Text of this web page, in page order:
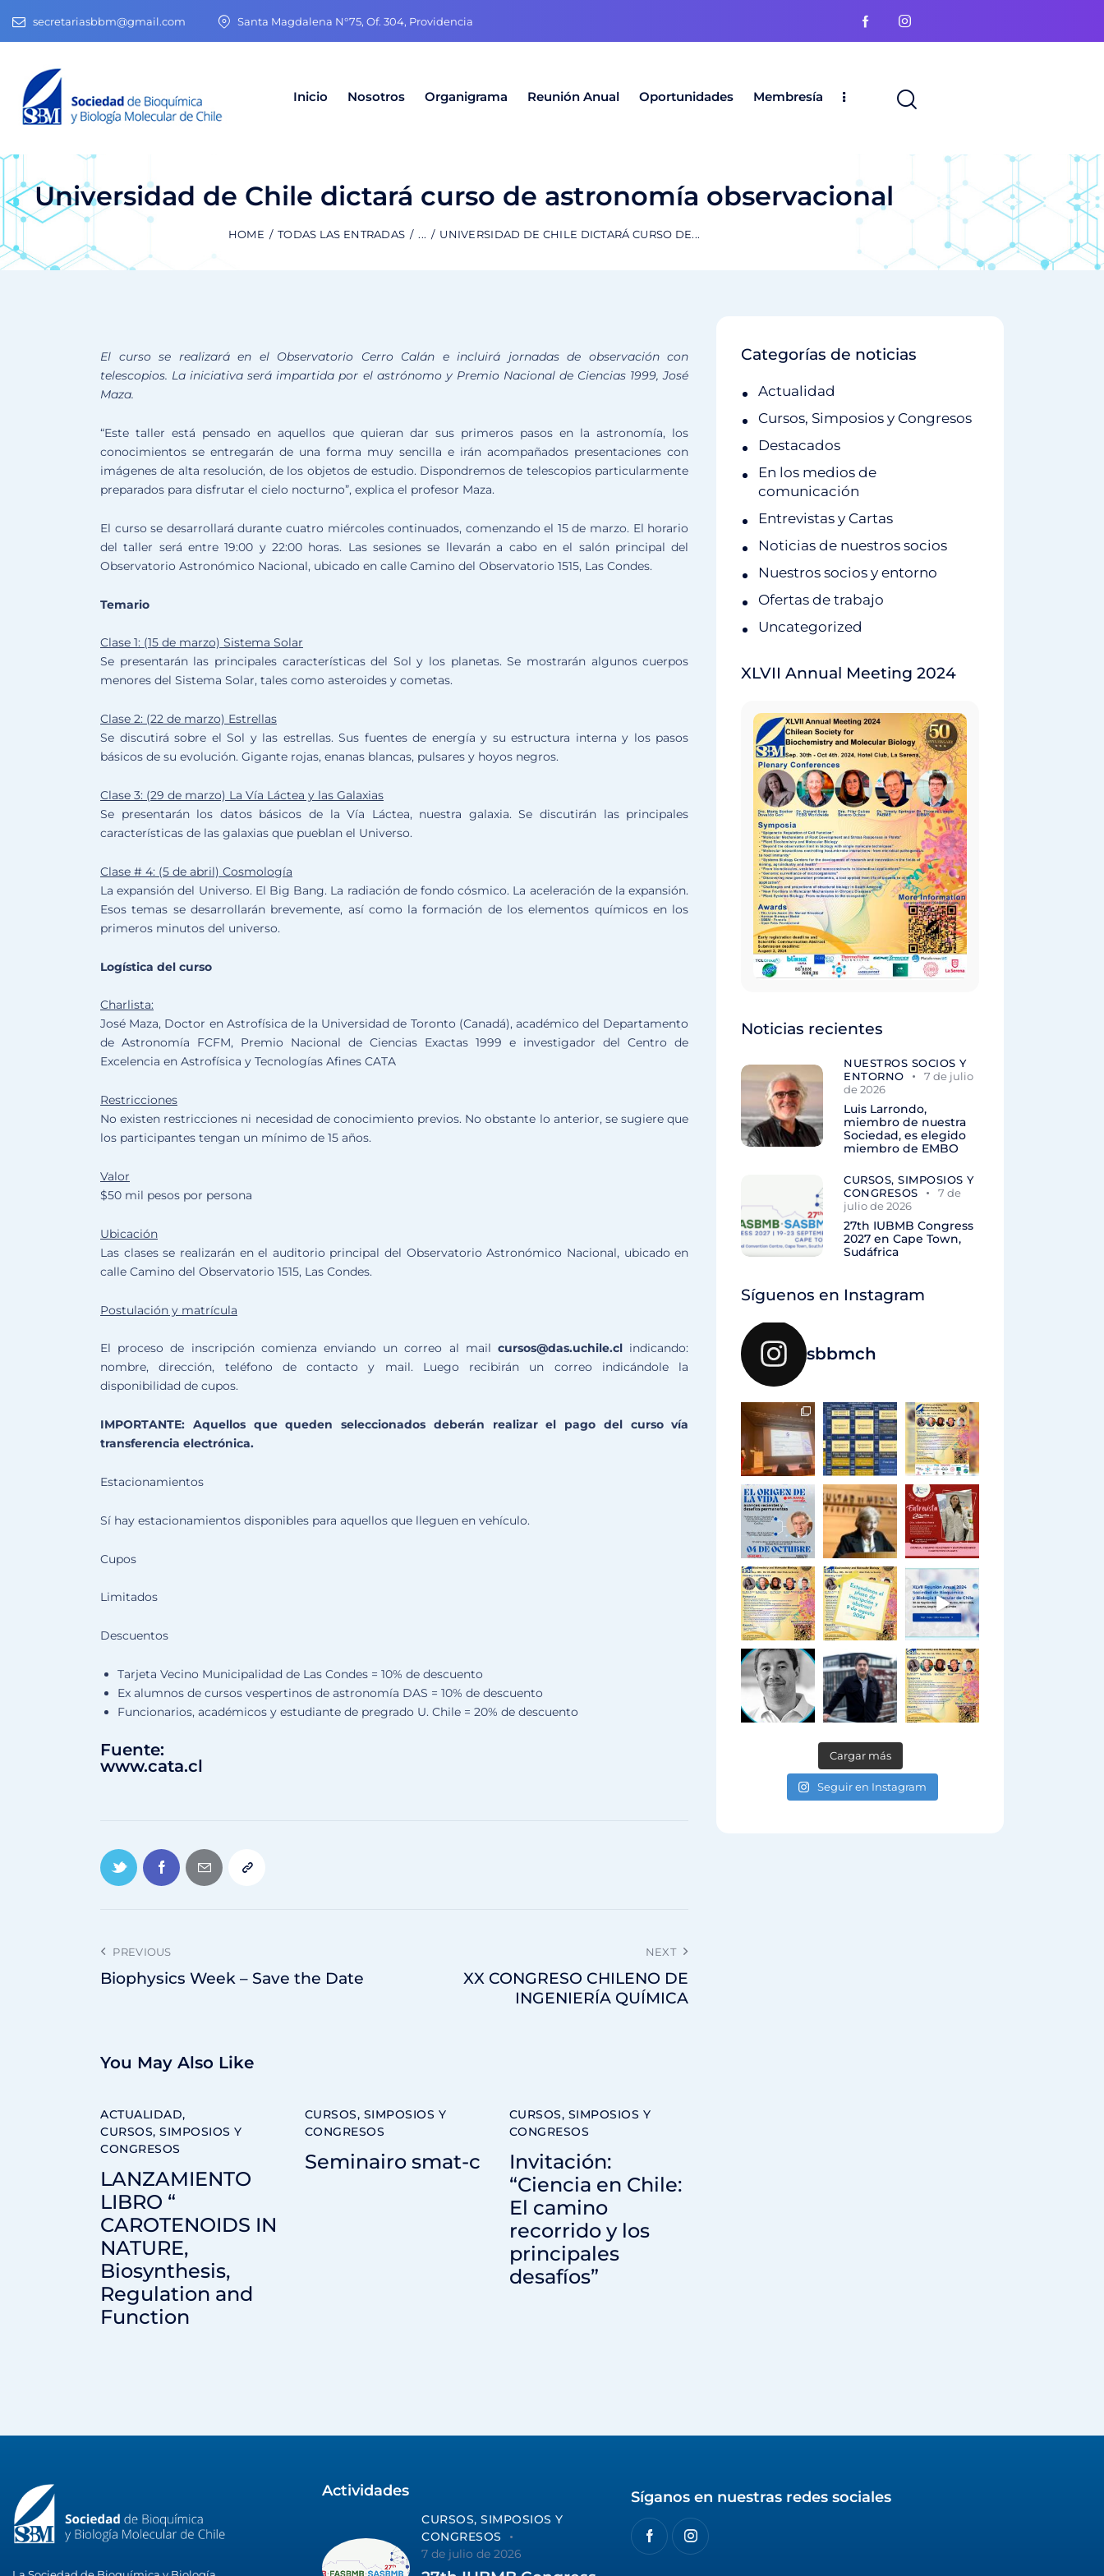
secretariasbbm@gmail.com Santa Magdalena N°75, Of. 304, Providencia
Inicio Nosotros Organigrama Reunión Anual Oportunidades Membresía
Universidad de Chile dictará curso de astronomía observacional
HOME TODAS LAS ENTRADAS ... UNIVERSIDAD DE CHILE DICTARÁ CURSO DE...
El curso se realizará en el Observatorio Cerro Calán e incluirá jornadas de observación con
telescopios. La iniciativa será impartida por el astrónomo y Premio Nacional de Ciencias 1999, José
Maza.
“Este taller está pensado en aquellos que quieran dar sus primeros pasos en la astronomía, los
conocimientos se entregarán de una forma muy sencilla e irán acompañados presentaciones con
imágenes de alta resolución, de los objetos de estudio. Dispondremos de telescopios particularmente
preparados para disfrutar el cielo nocturno”, explica el profesor Maza.
El curso se desarrollará durante cuatro miércoles continuados, comenzando el 15 de marzo. El horario
del taller será entre 19:00 y 22:00 horas. Las sesiones se llevarán a cabo en el salón principal del
Observatorio Astronómico Nacional, ubicado en calle Camino del Observatorio 1515, Las Condes.
Temario
Clase 1: (15 de marzo) Sistema Solar
Se presentarán las principales características del Sol y los planetas. Se mostrarán algunos cuerpos
menores del Sistema Solar, tales como asteroides y cometas.
Clase 2: (22 de marzo) Estrellas
Se discutirá sobre el Sol y las estrellas. Sus fuentes de energía y su estructura interna y los pasos
básicos de su evolución. Gigante rojas, enanas blancas, pulsares y hoyos negros.
Clase 3: (29 de marzo) La Vía Láctea y las Galaxias
Se presentarán los datos básicos de la Vía Láctea, nuestra galaxia. Se discutirán las principales
características de las galaxias que pueblan el Universo.
Clase # 4: (5 de abril) Cosmología
La expansión del Universo. El Big Bang. La radiación de fondo cósmico. La aceleración de la expansión.
Esos temas se desarrollarán brevemente, así como la formación de los elementos químicos en los
primeros minutos del universo.
Logística del curso
Charlista:
José Maza, Doctor en Astrofísica de la Universidad de Toronto (Canadá), académico del Departamento
de Astronomía FCFM, Premio Nacional de Ciencias Exactas 1999 e investigador del Centro de
Excelencia en Astrofísica y Tecnologías Afines CATA
Restricciones
No existen restricciones ni necesidad de conocimiento previos. No obstante lo anterior, se sugiere que
los participantes tengan un mínimo de 15 años.
Valor
$50 mil pesos por persona
Ubicación
Las clases se realizarán en el auditorio principal del Observatorio Astronómico Nacional, ubicado en
calle Camino del Observatorio 1515, Las Condes.
Postulación y matrícula
El proceso de inscripción comienza enviando un correo al mailcursos@das.uchile.cl indicando:
nombre, dirección, teléfono de contacto y mail. Luego recibirán un correo indicándole la
disponibilidad de cupos.
IMPORTANTE: Aquellos que queden seleccionados deberán realizar el pago del curso vía
transferencia electrónica.
Estacionamientos
Sí hay estacionamientos disponibles para aquellos que lleguen en vehículo.
Cupos
Limitados
Descuentos
Tarjeta Vecino Municipalidad de Las Condes = 10% de descuento
Ex alumnos de cursos vespertinos de astronomía DAS = 10% de descuento
Funcionarios, académicos y estudiante de pregrado U. Chile = 20% de descuento
Fuente:
www.cata.cl
PREVIOUS
Biophysics Week – Save the Date
NEXT
XX CONGRESO CHILENO DE
INGENIERÍA QUÍMICA
You May Also Like
ACTUALIDAD,
CURSOS, SIMPOSIOS Y
CONGRESOS
LANZAMIENTO
LIBRO “​​​​
CAROTENOIDS IN
NATURE,
Biosynthesis,
Regulation and
Function
CURSOS, SIMPOSIOS Y
CONGRESOS
Seminairo smat-c
CURSOS, SIMPOSIOS Y
CONGRESOS
Invitación:
“Ciencia en Chile:
El camino
recorrido y los
principales
desafíos”
Categorías de noticias
Actualidad
Cursos, Simposios y Congresos
Destacados
En los medios de
comunicación
Entrevistas y Cartas
Noticias de nuestros socios
Nuestros socios y entorno
Ofertas de trabajo
Uncategorized
XLVII Annual Meeting 2024
Noticias recientes
NUESTROS SOCIOS Y
ENTORNO
7 de julio
de 2026
Luis Larrondo,
miembro de nuestra
Sociedad, es elegido
miembro de EMBO
CURSOS, SIMPOSIOS Y
CONGRESOS
7 de
julio de 2026
27th IUBMB Congress
2027 en Cape Town,
Sudáfrica
Síguenos en Instagram
sbbmch
Cargar más
Seguir en Instagram
Actividades
CURSOS, SIMPOSIOS Y
CONGRESOS
7 de julio de 2026
Síganos en nuestras redes sociales